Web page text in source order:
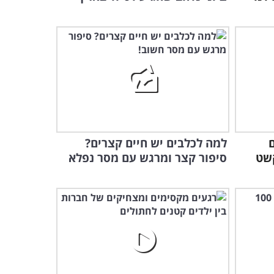
למה לכלבים יש חיים קצרים?
סיפור קצר ומרגש עם מסר נפלא